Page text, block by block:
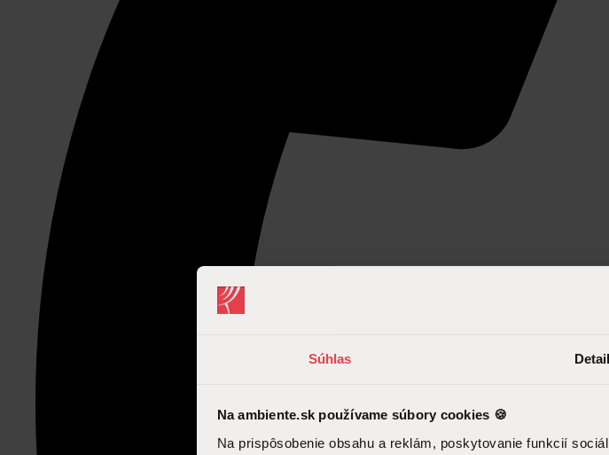
Súhlas
Na ambiente.sk používame súbory cookies 🍪
Na prispôsobenie obsahu a reklám, poskytovanie funkcií